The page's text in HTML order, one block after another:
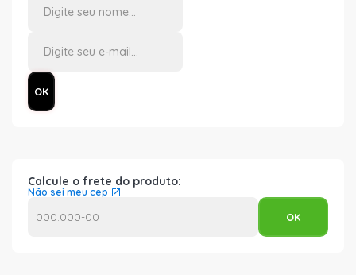
Calcule o frete do produto:
Não sei meu cep